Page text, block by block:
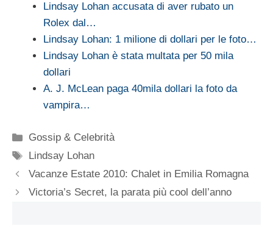
Lindsay Lohan accusata di aver rubato un
Rolex dal…
Lindsay Lohan: 1 milione di dollari per le foto…
Lindsay Lohan è stata multata per 50 mila
dollari
A. J. McLean paga 40mila dollari la foto da
vampira…
Categorie
Gossip & Celebrità
Tag
Lindsay Lohan
Vacanze Estate 2010: Chalet in Emilia Romagna
Victoria’s Secret, la parata più cool dell’anno